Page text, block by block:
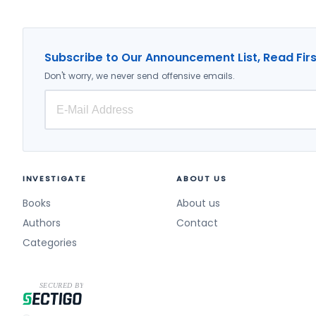
Göz Hastalıkları (1)
İç Hastalıkları (1)
Biyokimya (1)
Anestezi (1)
Otizm (1)
Organizasyon (1)
Örgüt Psikolojisi (1)
Fen Bilimleri (1)
Tıbbi Biyoloji (1)
Subscribe to Our Announcement List, Read
Don't worry, we never send offensive emails.
INVESTIGATE
Books
Authors
Categories
ABOUT US
About us
Contact